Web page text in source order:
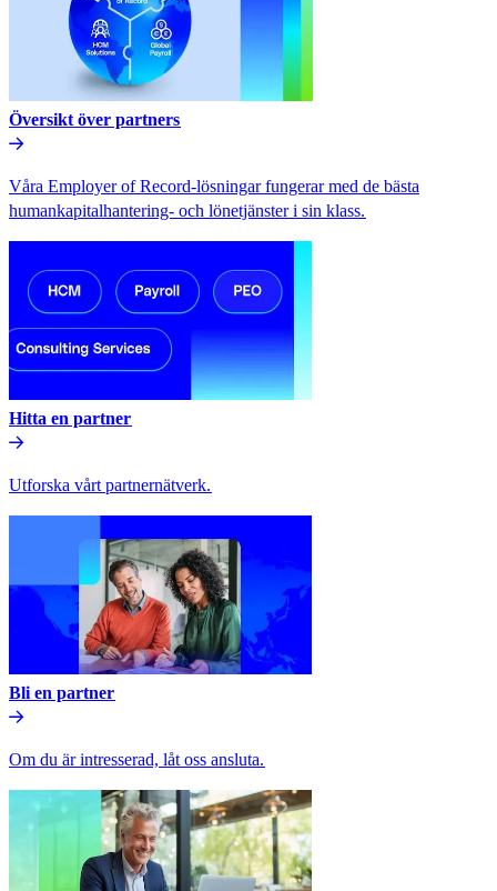
Översikt över partners​​
Våra Employer of Record-lösningar fungerar med de bästa
humankapitalhantering- och lönetjänster i sin klass.​​
Hitta en partner​​
Utforska vårt partnernätverk.​​
Bli en partner​​
Om du är intresserad, låt oss ansluta.​​